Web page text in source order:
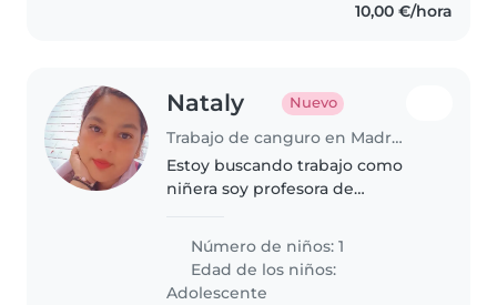
10,00 €/hora
Nataly Nuevo
Trabajo de canguro en Madrid
Estoy buscando trabajo como
niñera soy profesora de
mucha paciencia con los niños.
soy alegre me gusta la naturaleza
,me gustar jugar con los niños
Número de niños: 1
Edad de los niños:
Adolescente